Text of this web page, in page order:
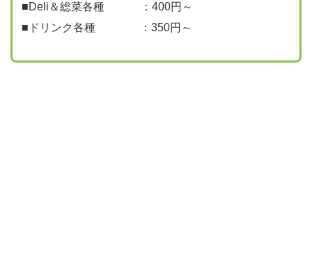
■Deli＆総菜各種 ：400円～
■ドリンク各種 ：350円～